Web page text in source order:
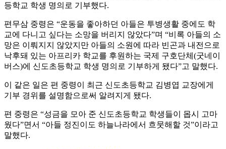
등학교 학생 명의로 기부했다.
편무삼 중령은 “운동을 좋아하던 아들은 투병생활 중에도 학
교에 다니고 싶다는 소망을 버리지 않았다”며 “비록 아들의 소
망은 이뤄지지 않았지만 아들의 소원에 따라 빈곤과 내전으로
낙후돼 있는 아프리카 학교를 후원하는 국제 구호단체(굿네이
버스)에 신도초등학교 학생 명의로 기부하게 됐다”고 말했다.
이 같은 일은 편 중령이 최근 신도초등학교 김병엽 교장에게
기부 경위를 설명함으로써 알려지게 됐다.
편 중령은 “성금을 모아 준 신도초등학교 학생들이 몹시 고마
웠다”면서 “아들 정진이도 하늘나라에서 흐뭇해할 것”이라고
말했다.